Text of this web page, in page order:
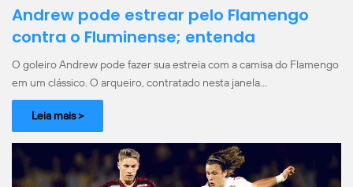
Andrew pode estrear pelo Flamengo
contra o Fluminense; entenda
O goleiro Andrew pode fazer sua estreia com a camisa do Flamengo
em um clássico. O arqueiro, contratado nesta janela…
Leia mais >